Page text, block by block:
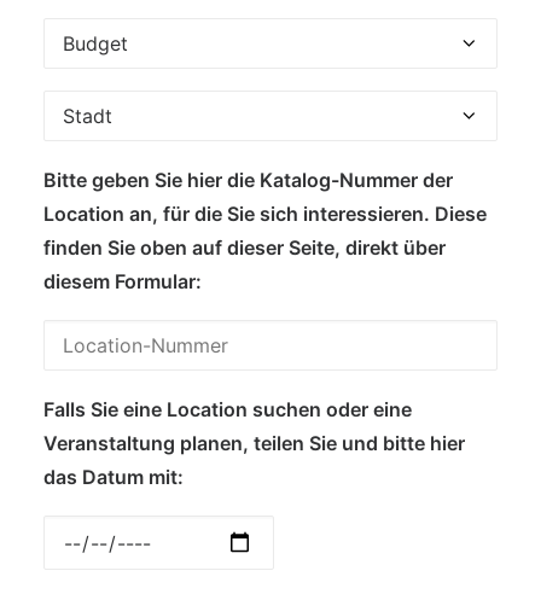
Bitte geben Sie hier die Katalog-Nummer der
Location an, für die Sie sich interessieren. Diese
finden Sie oben auf dieser Seite, direkt über
diesem Formular:
Falls Sie eine Location suchen oder eine
Veranstaltung planen, teilen Sie und bitte hier
das Datum mit: